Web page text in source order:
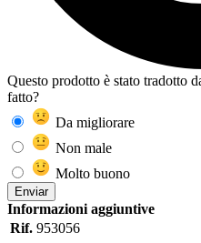
Questo prodotto è stato tradotto
fatto?
Da migliorare
Non male
Molto buono
Enviar
Informazioni aggiuntive
Rif. 953056